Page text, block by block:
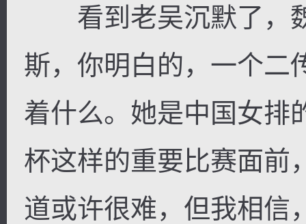
看到老吴沉默了，魏
斯，你明白的，一个二
着什么。她是中国女排
杯这样的重要比赛面前
道或许很难，但我相信